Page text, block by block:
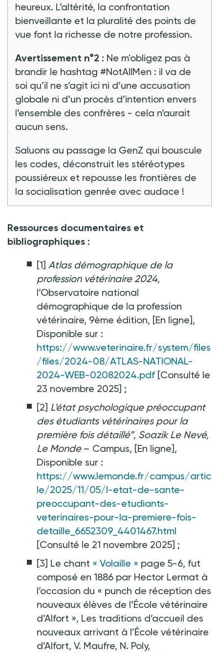
heureux. L’altérité, la confrontation
bienveillante et la pluralité des points de
vue font la richesse de notre profession.
Avertissement n°2 : Ne m'obligez pas à
brandir le hashtag #NotAllMen : il va de
soi qu’il ne s’agit ici ni d’une accusation
globale ni d’un procès d’intention envers
l’ensemble des confrères - cela n’aurait
aucun sens.
Saluons au passage la GenZ qui bouscule
les codes, déconstruit les stéréotypes
poussiéreux et repousse les frontières de
la socialisation genrée avec audace !
Ressources documentaires et
bibliographiques :
[1] Atlas démographique de la
profession vétérinaire 2024,
l’Observatoire national
démographique de la profession
vétérinaire, 9ème édition, [En ligne],
Disponible sur :
https://www.veterinaire.fr/system/files
/files/2024-08/ATLAS-NATIONAL-
2024-WEB-02082024.pdf [Consulté le
23 novembre 2025] ;
[2] L’état psychologique préoccupant
des étudiants vétérinaires pour la
première fois détaillé”, Soazik Le Nevé,
Le Monde – Campus, [En ligne],
Disponible sur :
https://www.lemonde.fr/campus/artic
le/2025/11/05/l-etat-de-sante-
preoccupant-des-etudiants-
veterinaires-pour-la-premiere-fois-
detaille_6652309_4401467.html
[Consulté le 21 novembre 2025] ;
[3] Le chant « Volaille » page 5-6, fut
composé en 1886 par Hector Lermat à
l’occasion du « punch de réception des
nouveaux élèves de l’École vétérinaire
d’Alfort », Les traditions d’accueil des
nouveaux arrivant à l’École vétérinaire
d’Alfort, V. Maufre, N. Poly,